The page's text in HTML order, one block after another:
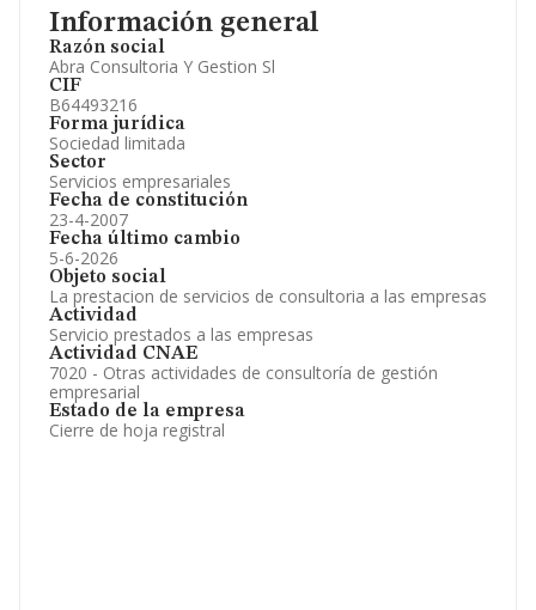
Información general
Razón social
Abra Consultoria Y Gestion Sl
CIF
B64493216
Forma jurídica
Sociedad limitada
Sector
Servicios empresariales
Fecha de constitución
23-4-2007
Fecha último cambio
5-6-2026
Objeto social
La prestacion de servicios de consultoria a las empresas
Actividad
Servicio prestados a las empresas
Actividad CNAE
7020 - Otras actividades de consultoría de gestión
empresarial
Estado de la empresa
Cierre de hoja registral
Información oficial y registral complementaria.